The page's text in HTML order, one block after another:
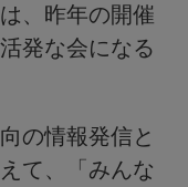
、昨年の開催
発な会になる
の情報発信と
て、「みんな